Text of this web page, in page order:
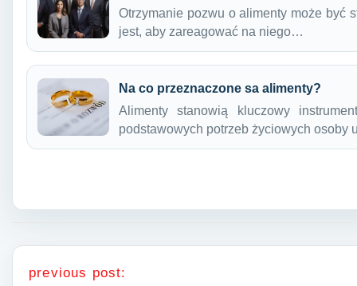
Otrzymanie pozwu o alimenty może być
jest, aby zareagować na niego…
Na co przeznaczone sa alimenty?
Alimenty stanowią kluczowy
podstawowych potrzeb życiowych
Nawigacja wpisu
previous post: